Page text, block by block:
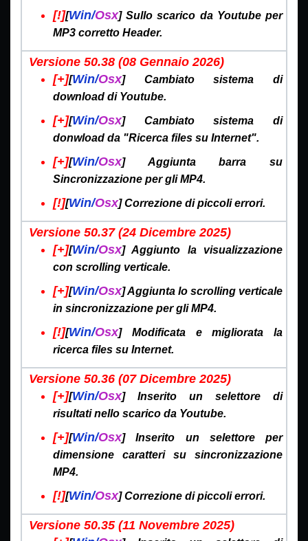
[!][Win/Osx] Sullo scarico da Youtube per
MP3 corretto Header.
Versione 50.38 (08 Gennaio 2026)
[+][Win/Osx] Cambiato sistema di
download di Youtube.
[+][Win/Osx] Cambiato sistema di
donwload da "Ricerca files su Internet".
[+][Win/Osx] Aggiunta barra su
Sincronizzazione per gli MP4.
[!][Win/Osx] Correzione di piccoli errori.
Versione 50.37 (24 Dicembre 2025)
[+][Win/Osx] Aggiunto la visualizzazione
con scrolling verticale.
[+][Win/Osx] Aggiunta lo scrolling verticale
in sincronizzazione per gli MP4.
[!][Win/Osx] Modificata e migliorata la
ricerca files su Internet.
Versione 50.36 (07 Dicembre 2025)
[+][Win/Osx] Inserito un selettore di
risultati nello scarico da Youtube.
[+][Win/Osx] Inserito un selettore per
dimensione caratteri su sincronizzazione
MP4.
[!][Win/Osx] Correzione di piccoli errori.
Versione 50.35 (11 Novembre 2025)